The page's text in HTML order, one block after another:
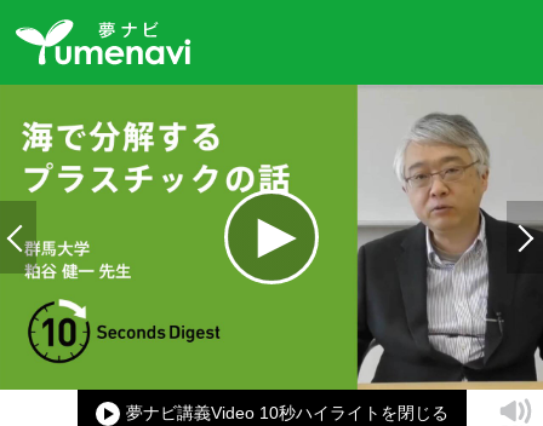
Time
Picture-
in-
Picture
夢ナビ講義Video 10秒ハイライト